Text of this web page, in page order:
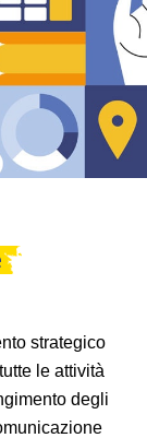
strategico
le attività
degli